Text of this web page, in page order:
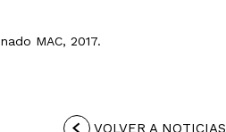
MAC, 2017.
VOLVER A NOTICIAS